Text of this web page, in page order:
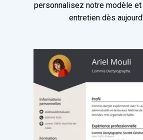
personnalisez notre modèle
entretien dès